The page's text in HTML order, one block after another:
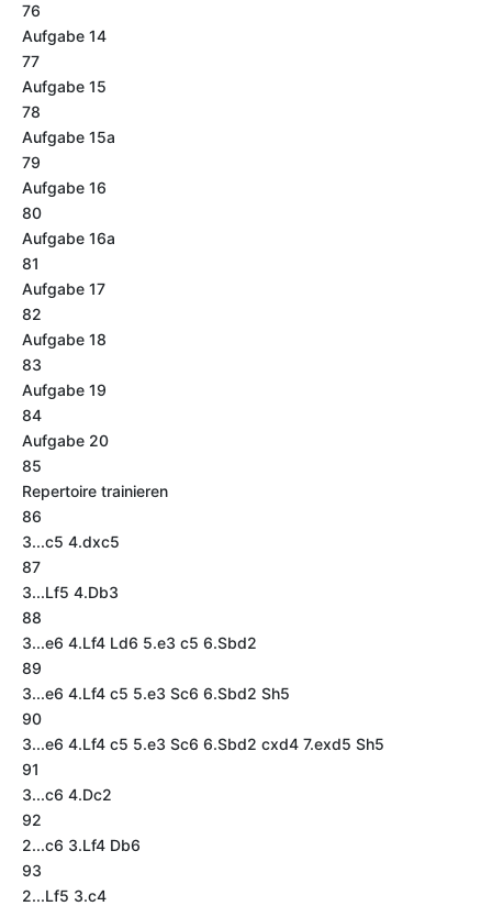
76
Aufgabe 14
77
Aufgabe 15
78
Aufgabe 15a
79
Aufgabe 16
80
Aufgabe 16a
81
Aufgabe 17
82
Aufgabe 18
83
Aufgabe 19
84
Aufgabe 20
85
Repertoire trainieren
86
3...c5 4.dxc5
87
3...Lf5 4.Db3
88
3...e6 4.Lf4 Ld6 5.e3 c5 6.Sbd2
89
3...e6 4.Lf4 c5 5.e3 Sc6 6.Sbd2 Sh5
90
3...e6 4.Lf4 c5 5.e3 Sc6 6.Sbd2 cxd4 7.exd5 Sh5
91
3...c6 4.Dc2
92
2...c6 3.Lf4 Db6
93
2...Lf5 3.c4